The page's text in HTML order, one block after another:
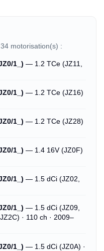
motorisation(s) :
1_) — 1.2 TCe (JZ11,
1_) — 1.2 TCe (JZ16)
1_) — 1.2 TCe (JZ28)
1_) — 1.4 16V (JZ0F)
1_) — 1.5 dCi (JZ02,
1_) — 1.5 dCi (JZ09,
· 110 ch · 2009–
1_) — 1.5 dCi (JZ0A) ·